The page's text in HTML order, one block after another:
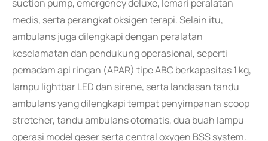
suction pump, emergency deluxe, lemari peralatan
medis, serta perangkat oksigen terapi. Selain itu,
ambulans juga dilengkapi dengan peralatan
keselamatan dan pendukung operasional, seperti
pemadam api ringan (APAR) tipe ABC berkapasitas 1 kg,
lampu lightbar LED dan sirene, serta landasan tandu
ambulans yang dilengkapi tempat penyimpanan scoop
stretcher, tandu ambulans otomatis, dua buah lampu
operasi model geser serta central oxygen BSS system.